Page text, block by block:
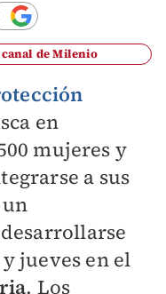
de Milenio
en
mujeres y
a sus
jueves en el
. Los